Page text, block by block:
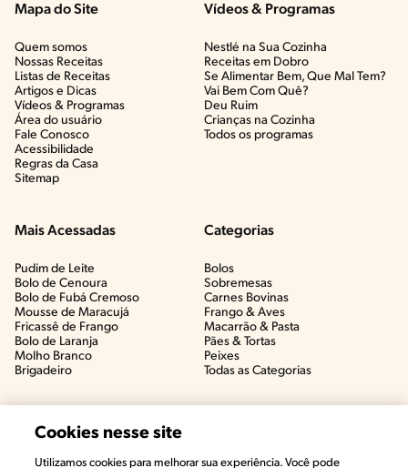
Mapa do Site
Quem somos
Nossas Receitas
Listas de Receitas​
Artigos e Dicas​
Vídeos & Programas​
Área do usuário
Fale Conosco
Acessibilidade
Regras da Casa
Sitemap
Vídeos & Programas​
Nestlé na Sua Cozinha
Receitas em Dobro
Se Alimentar Bem, Que Mal Tem?​
Vai Bem Com Quê?​
Deu Ruim​
Crianças na Cozinha​
Todos os programas
Mais Acessadas
Pudim de Leite
Bolo de Cenoura
Bolo de Fubá Cremoso
Mousse de Maracujá
Fricassê de Frango
Bolo de Laranja
Molho Branco
Brigadeiro
Categorias
Bolos
Sobremesas
Carnes Bovinas​
Frango & Aves​
Macarrão & Pasta​
Pães & Tortas​
Peixes
Todas as Categorias
Cookies nesse site
Utilizamos cookies para melhorar sua experiência. Você pode